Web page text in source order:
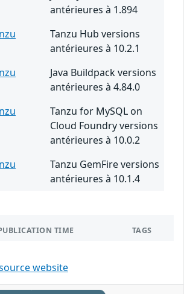
antérieures à 1.894
Tanzu Hub versions
antérieures à 10.2.1
Java Buildpack versions
antérieures à 4.84.0
Tanzu for MySQL on
Cloud Foundry versions
antérieures à 10.0.2
Tanzu GemFire versions
antérieures à 10.1.4
TIME TAGS
website